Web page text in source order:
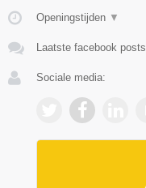
Openingstijden ▼
Laatste facebook posts
Sociale media: